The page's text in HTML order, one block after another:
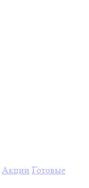
Акции Готовые